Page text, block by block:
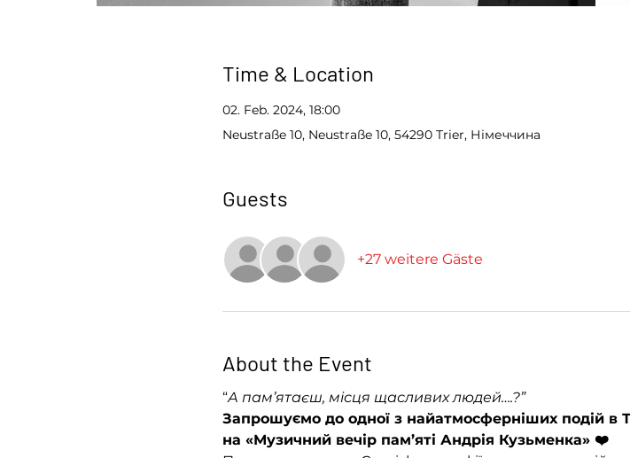
Time & Location
02. Feb. 2024, 18:00
Neustraße 10, Neustraße 10, 54290 Trier, Німеччина
Guests
+27 weitere Gäste
About the Event
“А пам’ятаєш, місця щасливих людей….?”
Запрошуємо до одної з найатмосферніших подій в
на «Музичний вечір пам’яті Андрія Кузьменка» ❤️